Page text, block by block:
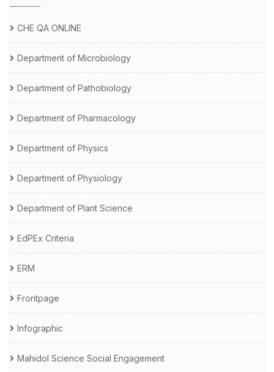
CHE QA ONLINE
Department of Microbiology
Department of Pathobiology
Department of Pharmacology
Department of Physics
Department of Physiology
Department of Plant Science
EdPEx Criteria
ERM
Frontpage
Infographic
Mahidol Science Social Engagement